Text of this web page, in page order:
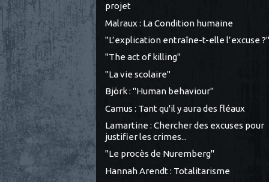
projet
Malraux : La Condition humaine
"L’explication entraîne-t-elle l’excuse ?"
"The act of killing"
"La vie scolaire"
Björk : "Human behaviour"
Camus : Tant qu'il y aura des fléaux
Lamartine : Chercher des excuses pour
justifier les crimes...
"Le procès de Nuremberg"
Hannah Arendt : Totalitarisme